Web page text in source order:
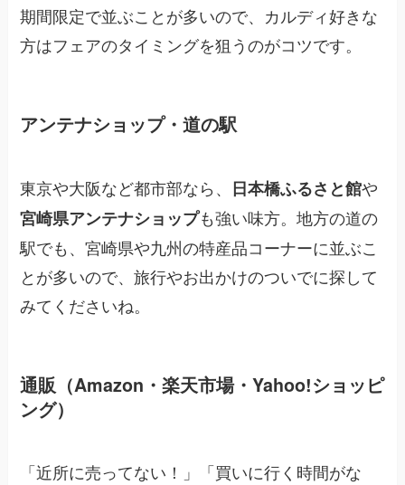
期間限定で並ぶことが多いので、カルディ好きな
方はフェアのタイミングを狙うのがコツです。
アンテナショップ・道の駅
東京や大阪など都市部なら、 日本橋ふるさと館や
宮崎県アンテナショップも強い味方。地方の道の
駅でも、宮崎県や九州の特産品コーナーに並ぶこ
とが多いので、旅行やお出かけのついでに探して
みてくださいね。
通販（Amazon・楽天市場・Yahoo!ショッピ
ング）
「近所に売ってない！」「買いに行く時間がな